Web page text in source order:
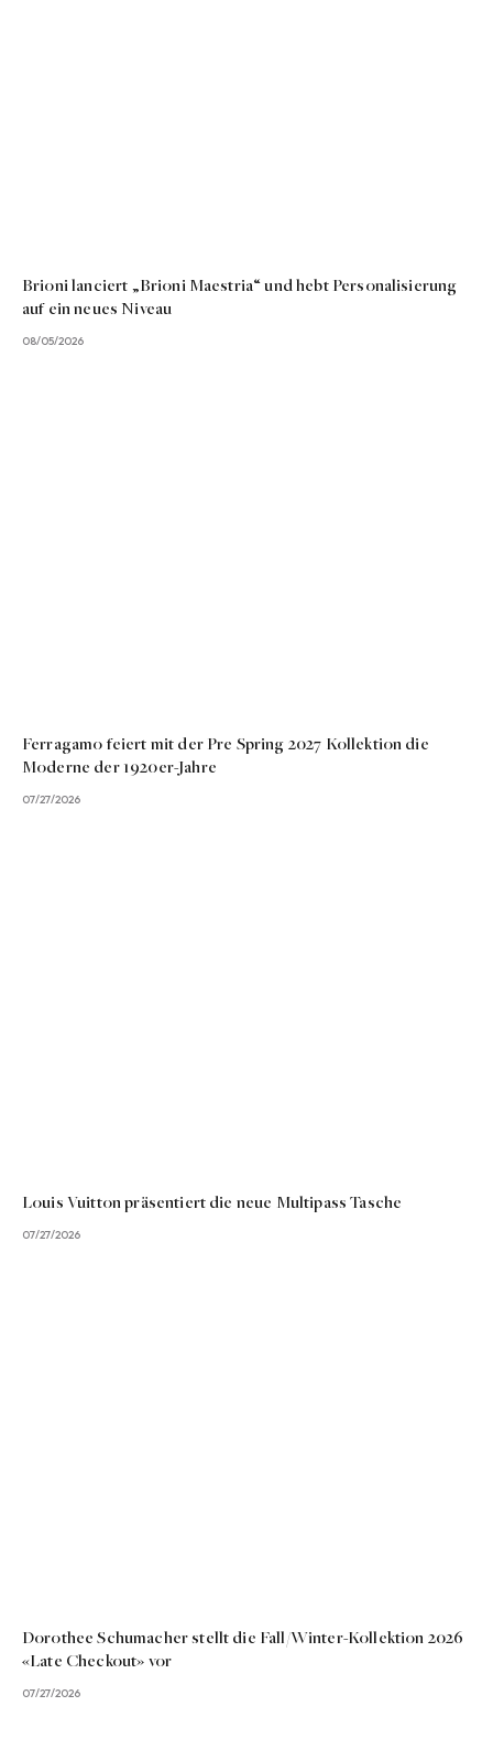
Brioni lanciert „Brioni Maestria“ und hebt Personalisierung
auf ein neues Niveau
08/05/2026
Ferragamo feiert mit der Pre Spring 2027 Kollektion die
Moderne der 1920er-Jahre
07/27/2026
Louis Vuitton präsentiert die neue Multipass Tasche
07/27/2026
Dorothee Schumacher stellt die Fall/Winter-Kollektion 2026
«Late Checkout» vor
07/27/2026